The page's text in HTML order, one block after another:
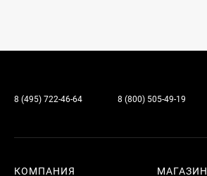
8 (495) 722-46-64 8 (800) 505-49-19
КОМПАНИЯ МАГАЗИН